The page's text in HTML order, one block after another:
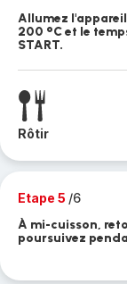
Allumez
200 °C et le
START.
Rôtir
Etape 5 /6
À mi-cuisson,
poursuivez